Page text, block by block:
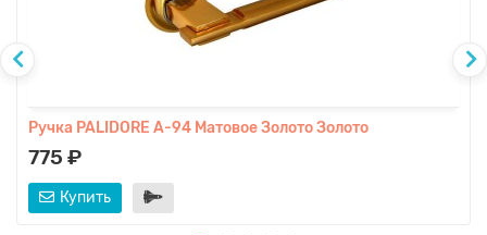
Ручка PALIDORE A-94 Матовое Золото Золото
775 ₽
Купить